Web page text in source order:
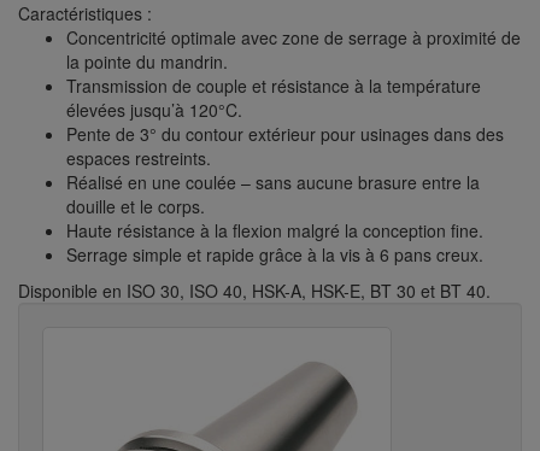
Caractéristiques :
Concentricité optimale avec zone de serrage à proximité de
la pointe du mandrin.
Transmission de couple et résistance à la température
élevées jusqu’à 120°C.
Pente de 3° du contour extérieur pour usinages dans des
espaces restreints.
Réalisé en une coulée – sans aucune brasure entre la
douille et le corps.
Haute résistance à la flexion malgré la conception fine.
Serrage simple et rapide grâce à la vis à 6 pans creux.
Disponible en ISO 30, ISO 40, HSK-A, HSK-E, BT 30 et BT 40.